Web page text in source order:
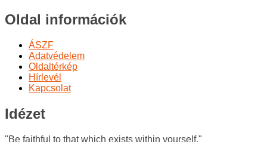
Oldal információk
ÁSZF
Adatvédelem
Oldaltérkép
Hírlevél
Kapcsolat
Idézet
"Be faithful to that which exists within yourself."